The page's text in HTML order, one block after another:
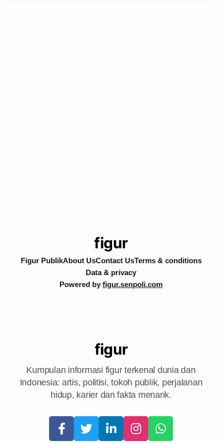
figur
Figur PublikAbout UsContact UsTerms & conditions
Data & privacy
Powered by figur.senpoli.com
figur
Kumpulan informasi figur terkenal dunia dan
Indonesia: artis, politisi, tokoh publik, perjalanan
hidup, karier dan fakta menarik.